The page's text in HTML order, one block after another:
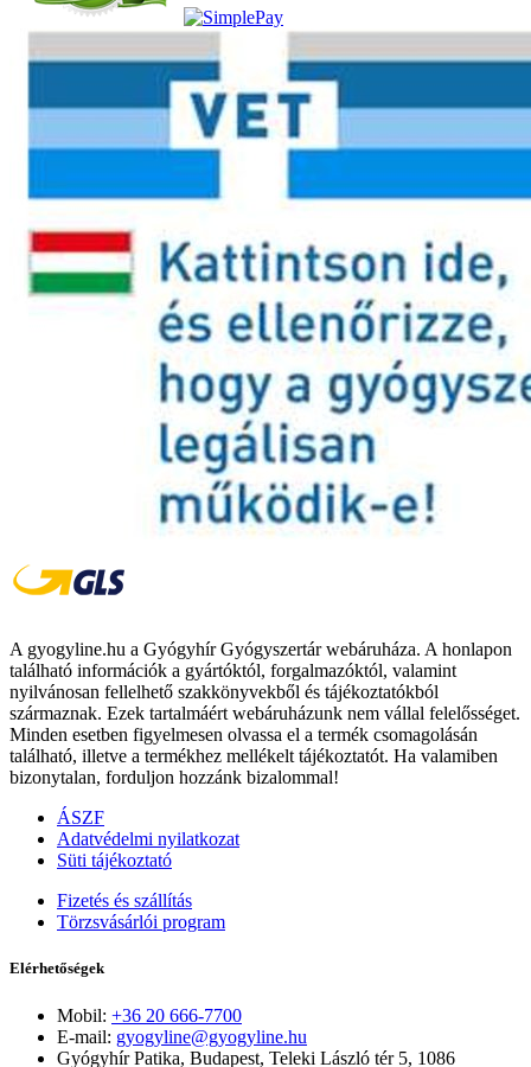
A gyogyline.hu a Gyógyhír Gyógyszertár webáruháza. A honlapon
található információk a gyártóktól, forgalmazóktól, valamint
nyilvánosan fellelhető szakkönyvekből és tájékoztatókból
származnak. Ezek tartalmáért webáruházunk nem vállal felelősséget.
Minden esetben figyelmesen olvassa el a termék csomagolásán
található, illetve a termékhez mellékelt tájékoztatót. Ha valamiben
bizonytalan, forduljon hozzánk bizalommal!
ÁSZF
Adatvédelmi nyilatkozat
Süti tájékoztató
Fizetés és szállítás
Törzsvásárlói program
Elérhetőségek
Mobil: +36 20 666-7700
E-mail: gyogyline@gyogyline.hu
Gyógyhír Patika, Budapest, Teleki László tér 5, 1086